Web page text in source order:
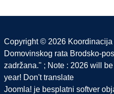
Copyright © 2026
Domovinskog rata Brodsko-
zadržana." ; Note : 2026 will
year! Don't translate
Joomla! je besplatni softver